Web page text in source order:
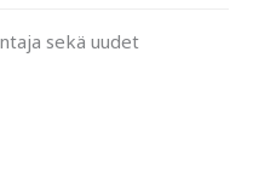
sekä uudet